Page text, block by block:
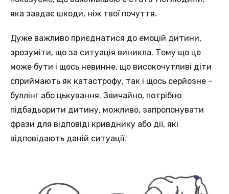
яка завдає шкоди, ніж твої почуття.
Дуже важливо приєднатися до емоцій дитини,
зрозуміти, що за ситуація виникла. Тому що це
може бути і щось невинне, що високочутливі діти
сприймають як катастрофу, так і щось серйозне –
буллінг або цькування. Звичайно, потрібно
підбадьорити дитину, можливо, запропонувати
фрази для відповіді кривднику або дії, які
відповідають даній ситуації.